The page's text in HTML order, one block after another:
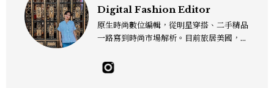
Digital Fashion Editor
原生時尚數位編輯，從明星穿搭、二手精品
一路寫到時尚市場解析。目前旅居美國，同
sslee9471@gmail.com